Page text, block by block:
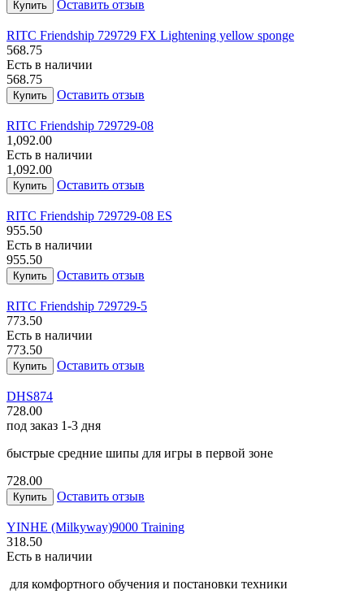
Купить Оставить отзыв
RITC Friendship 729729 FX Lightening yellow sponge
568.75
Есть в наличии
568.75
Купить Оставить отзыв
RITC Friendship 729729-08
1,092.00
Есть в наличии
1,092.00
Купить Оставить отзыв
RITC Friendship 729729-08 ES
955.50
Есть в наличии
955.50
Купить Оставить отзыв
RITC Friendship 729729-5
773.50
Есть в наличии
773.50
Купить Оставить отзыв
DHS874
728.00
под заказ 1-3 дня
быстрые средние шипы для игры в первой зоне
728.00
Купить Оставить отзыв
YINHE (Milkyway)9000 Training
318.50
Есть в наличии
для комфортного обучения и постановки техники